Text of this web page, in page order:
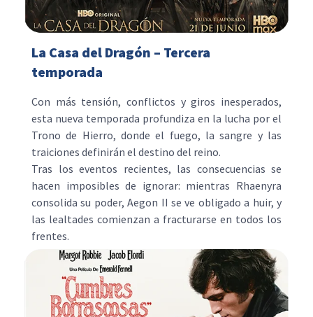
La Casa del Dragón – Tercera
temporada
Con más tensión, conflictos y giros inesperados,
esta nueva temporada profundiza en la lucha por el
Trono de Hierro, donde el fuego, la sangre y las
traiciones definirán el destino del reino.​
Tras los eventos recientes, las consecuencias se
hacen imposibles de ignorar: mientras Rhaenyra
consolida su poder, Aegon II se ve obligado a huir, y
las lealtades comienzan a fracturarse en todos los
frentes.